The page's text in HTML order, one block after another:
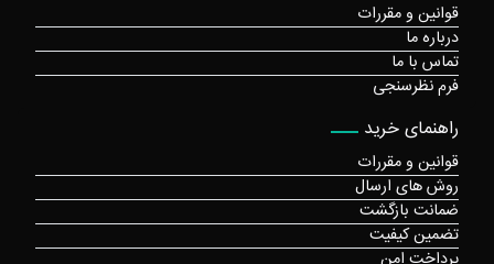
قوانین و مقررات
درباره ما
تماس با ما
فرم نظرسنجی
راهنمای خرید
قوانین و مقررات
روش های ارسال
ضمانت بازگشت
تضمین کیفیت